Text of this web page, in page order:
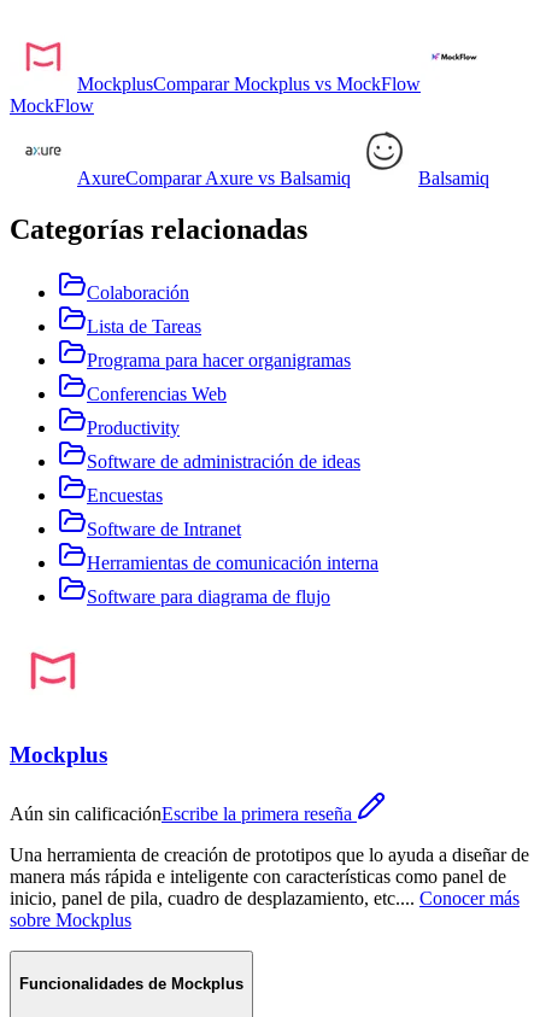
MockplusComparar Mockplus vs MockFlow
MockFlow
AxureCompararAxure vs Balsamiq Balsamiq
Categorías relacionadas
Colaboración
Lista de Tareas
Programa para hacer organigramas
Conferencias Web
Productivity
Software de administración de ideas
Encuestas
Software de Intranet
Herramientas de comunicación interna
Software para diagrama de flujo
Mockplus
Aún sin calificaciónEscribe la primera reseña
Una herramienta de creación de prototipos que lo ayuda a diseñar de
manera más rápida e inteligente con características como panel de
inicio, panel de pila, cuadro de desplazamiento, etc.... Conocer más
sobre Mockplus
Funcionalidades de Mockplus